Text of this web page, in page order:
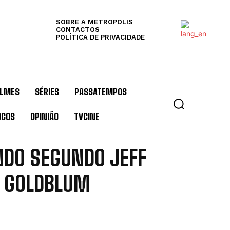
SOBRE A METROPOLIS
CONTACTOS
POLÍTICA DE PRIVACIDADE
SÉRIES PASSATEMPOS
OPINIÃO TVCINE
SEGUNDO JEFF
GOLDBLUM